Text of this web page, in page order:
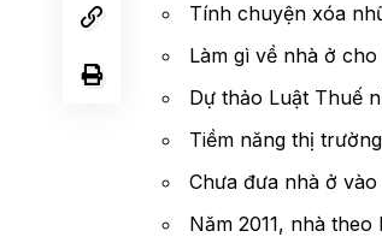
Tính chuyện xóa
Làm gì về nhà ở
Dự thảo Luật Thuế
Tiềm năng thị
Chưa đưa nhà ở
Năm 2011, nhà